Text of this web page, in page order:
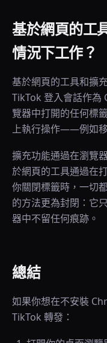
基於網頁的工
情況下工作？
基於網頁的工具和擴
TikTok 登入會話作為
覽器中打開的任何標
上執行操作——例如移
擴充功能通過在瀏覽
於網頁的工具通過在
你關閉標籤時，一切
的方法更為封閉：它
器中不留任何痕跡。
總結
如果你想在不安裝
TikTok 轉發：